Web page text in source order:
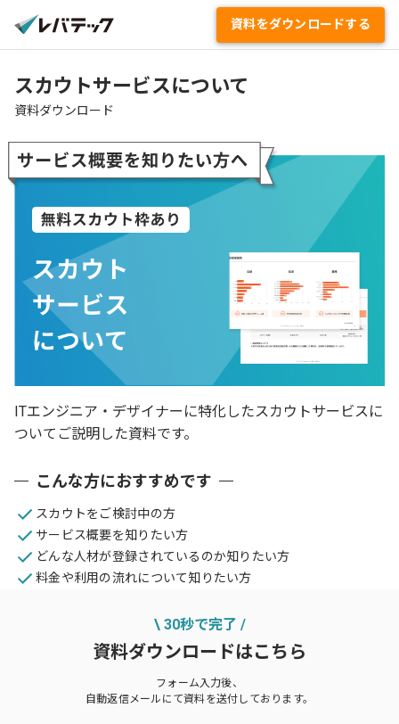
資料をダウンロードする
資料ダウンロード
ITエンジニア・デザイナーに特化したスカウトサービスに
ついてご説明した資料です。
こんな方におすすめです
スカウトをご検討中の方
サービス概要を知りたい方
どんな人材が登録されているのか知りたい方
料金や利用の流れについて知りたい方
\ 30秒で完了 /
資料ダウンロードはこちら
フォーム入力後、
自動返信メールにて資料を送付しております。